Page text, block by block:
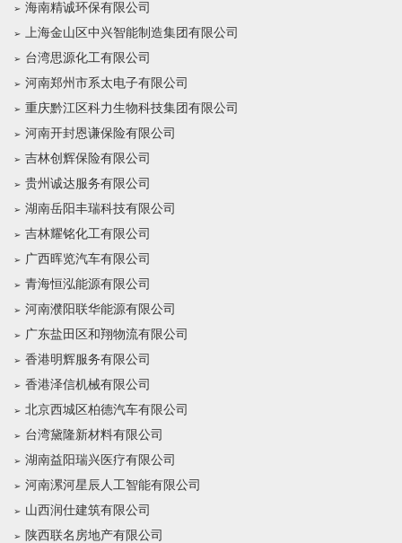
海南精诚环保有限公司
上海金山区中兴智能制造集团有限公司
台湾思源化工有限公司
河南郑州市系太电子有限公司
重庆黔江区科力生物科技集团有限公司
河南开封恩谦保险有限公司
吉林创辉保险有限公司
贵州诚达服务有限公司
湖南岳阳丰瑞科技有限公司
吉林耀铭化工有限公司
广西晖览汽车有限公司
青海恒泓能源有限公司
河南濮阳联华能源有限公司
广东盐田区和翔物流有限公司
香港明辉服务有限公司
香港泽信机械有限公司
北京西城区柏德汽车有限公司
台湾黛隆新材料有限公司
湖南益阳瑞兴医疗有限公司
河南漯河星辰人工智能有限公司
山西润仕建筑有限公司
陕西联名房地产有限公司